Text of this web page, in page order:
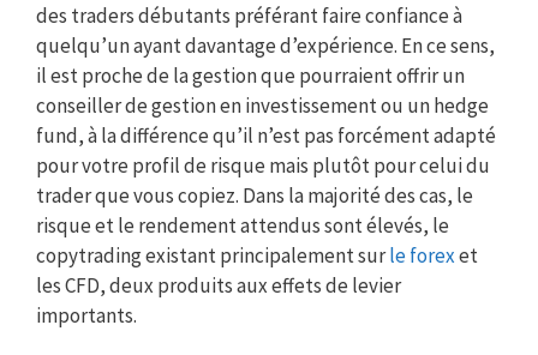
des traders débutants préférant faire confiance à
quelqu’un ayant davantage d’expérience. En ce sens,
il est proche de la gestion que pourraient offrir un
conseiller de gestion en investissement ou un hedge
fund, à la différence qu’il n’est pas forcément adapté
pour votre profil de risque mais plutôt pour celui du
trader que vous copiez. Dans la majorité des cas, le
risque et le rendement attendus sont élevés, le
copytrading existant principalement surle forexet
les CFD, deux produits aux effets de levier
importants.